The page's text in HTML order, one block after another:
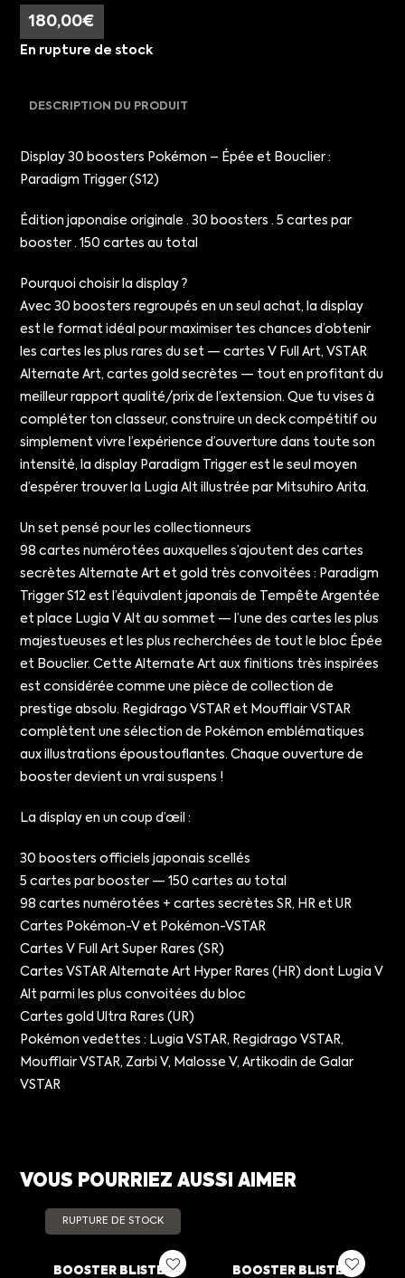
180,00€
En rupture de stock
DESCRIPTION DU PRODUIT
Display 30 boosters Pokémon – Épée et Bouclier :
Paradigm Trigger (S12)
Édition japonaise originale · 30 boosters · 5 cartes par
booster · 150 cartes au total
Pourquoi choisir la display ?
Avec 30 boosters regroupés en un seul achat, la display
est le format idéal pour maximiser tes chances d’obtenir
les cartes les plus rares du set — cartes V Full Art, VSTAR
Alternate Art, cartes gold secrètes — tout en profitant du
meilleur rapport qualité/prix de l’extension. Que tu vises à
compléter ton classeur, construire un deck compétitif ou
simplement vivre l’expérience d’ouverture dans toute son
intensité, la display Paradigm Trigger est le seul moyen
d’espérer trouver la Lugia Alt illustrée par Mitsuhiro Arita.
Un set pensé pour les collectionneurs
98 cartes numérotées auxquelles s’ajoutent des cartes
secrètes Alternate Art et gold très convoitées : Paradigm
Trigger S12 est l’équivalent japonais de Tempête Argentée
et place Lugia V Alt au sommet — l’une des cartes les plus
majestueuses et les plus recherchées de tout le bloc Épée
et Bouclier. Cette Alternate Art aux finitions très inspirées
est considérée comme une pièce de collection de
prestige absolu. Regidrago VSTAR et Moufflair VSTAR
complètent une sélection de Pokémon emblématiques
aux illustrations époustouflantes. Chaque ouverture de
booster devient un vrai suspens !
La display en un coup d’œil :
30 boosters officiels japonais scellés
5 cartes par booster — 150 cartes au total
98 cartes numérotées + cartes secrètes SR, HR et UR
Cartes Pokémon-V et Pokémon-VSTAR
Cartes V Full Art Super Rares (SR)
Cartes VSTAR Alternate Art Hyper Rares (HR) dont Lugia V
Alt parmi les plus convoitées du bloc
Cartes gold Ultra Rares (UR)
Pokémon vedettes : Lugia VSTAR, Regidrago VSTAR,
Moufflair VSTAR, Zarbi V, Malosse V, Artikodin de Galar
VSTAR
VOUS POURRIEZ AUSSI AIMER
RUPTURE DE STOCK
BOOSTER BLISTER
BOOSTER BLISTER